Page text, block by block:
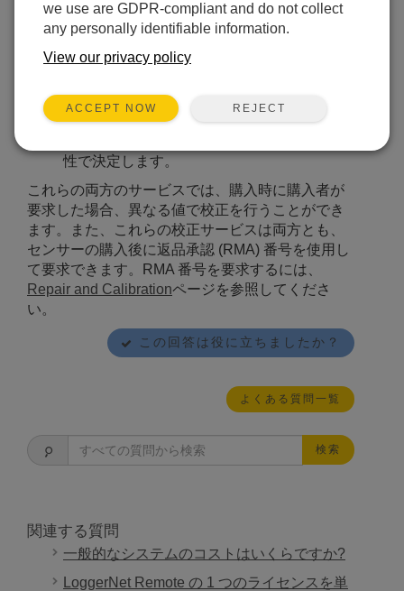
TEMPCAL は、シングル ポイント校正と校
正証明書を提供します。シングル ポイント
校正では、25°C でのオフセットを ±0.05°C
TEMPCAL2 は、2 ポイント校正と校正証明
書を提供します。
2 ポイント校正では、30°C
性で決定します。
これらの両方のサービスでは、購入時に購入者が
要求した場合、異なる値で校正を行うことができ
ます。
また、これらの校正サービスは両方とも、
センサーの購入後に返品承認 (RMA) 番号を使用し
て要求できます。
RMA 番号を要求するには、
Repair and Calibrationページを参照してくださ
い。
この回答は役に立ちましたか？
よくある質問一覧
検索
関連する質問
一般的なシステムのコストはいくらですか?
LoggerNet Remote の 1 つのライセンスを単
we use are GDPR-compliant and do not collect
any personally identifiable information.
View our privacy policy
ACCEPT NOW REJECT